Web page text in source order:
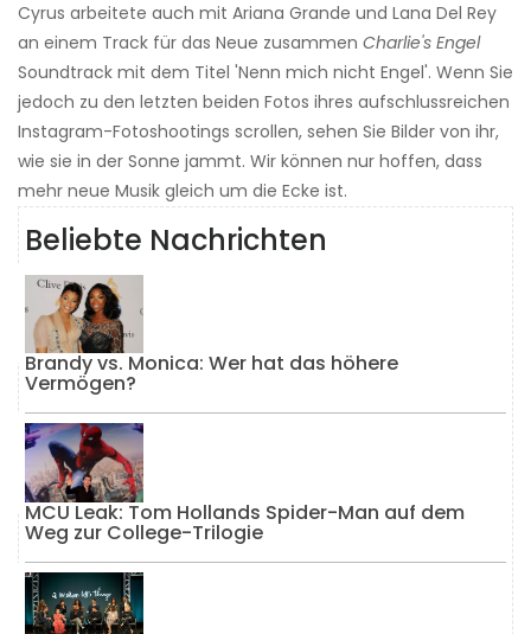
Cyrus arbeitete auch mit Ariana Grande und Lana Del Rey
an einem Track für das Neue zusammen Charlie's Engel
Soundtrack mit dem Titel 'Nenn mich nicht Engel'. Wenn Sie
jedoch zu den letzten beiden Fotos ihres aufschlussreichen
Instagram-Fotoshootings scrollen, sehen Sie Bilder von ihr,
wie sie in der Sonne jammt. Wir können nur hoffen, dass
mehr neue Musik gleich um die Ecke ist.
Beliebte Nachrichten
Brandy vs. Monica: Wer hat das höhere
Vermögen?
MCU Leak: Tom Hollands Spider-Man auf dem
Weg zur College-Trilogie